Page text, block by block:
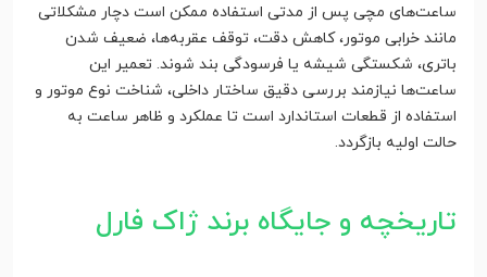
ساعت‌های مچی پس از مدتی استفاده ممکن است دچار مشکلاتی
مانند خرابی موتور، کاهش دقت، توقف عقربه‌ها، ضعیف شدن
باتری، شکستگی شیشه یا فرسودگی بند شوند. تعمیر این
ساعت‌ها نیازمند بررسی دقیق ساختار داخلی، شناخت نوع موتور و
استفاده از قطعات استاندارد است تا عملکرد و ظاهر ساعت به
حالت اولیه بازگردد.
تاریخچه و جایگاه برند ژاک فارل